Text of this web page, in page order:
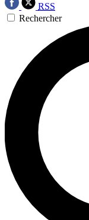
RSS
Rechercher